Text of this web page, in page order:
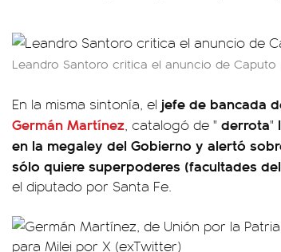
Leandro Santoro critica el anuncio de Caputo
En la misma sintonía, el jefe de bancada
Germán Martínez, catalogó de " derrota"
en la megaley del Gobierno y alertó
sólo quiere superpoderes (facultades
el diputado por Santa Fe.